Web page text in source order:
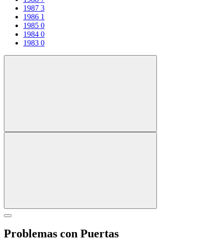
1987 3
1986 1
1985 0
1984 0
1983 0
Problemas con Puertas